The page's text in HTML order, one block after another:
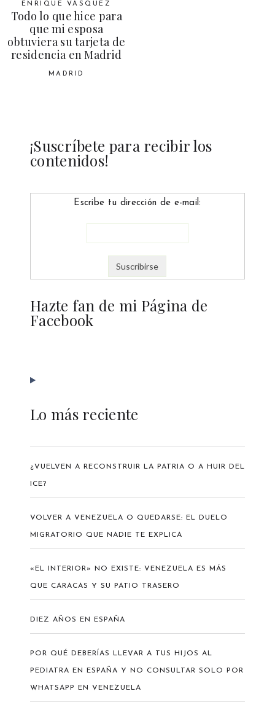
ENRIQUE VÁSQUEZ
Todo lo que hice para
que mi esposa
obtuviera su tarjeta de
residencia en Madrid
MADRID
¡Suscríbete para recibir los
contenidos!
Escribe tu dirección de e-mail:
Hazte fan de mi Página de
Facebook
Lo más reciente
¿VUELVEN A RECONSTRUIR LA PATRIA O A HUIR DEL
ICE?
VOLVER A VENEZUELA O QUEDARSE: EL DUELO
MIGRATORIO QUE NADIE TE EXPLICA
«EL INTERIOR» NO EXISTE: VENEZUELA ES MÁS
QUE CARACAS Y SU PATIO TRASERO
DIEZ AÑOS EN ESPAÑA
POR QUÉ DEBERÍAS LLEVAR A TUS HIJOS AL
PEDIATRA EN ESPAÑA Y NO CONSULTAR SOLO POR
WHATSAPP EN VENEZUELA